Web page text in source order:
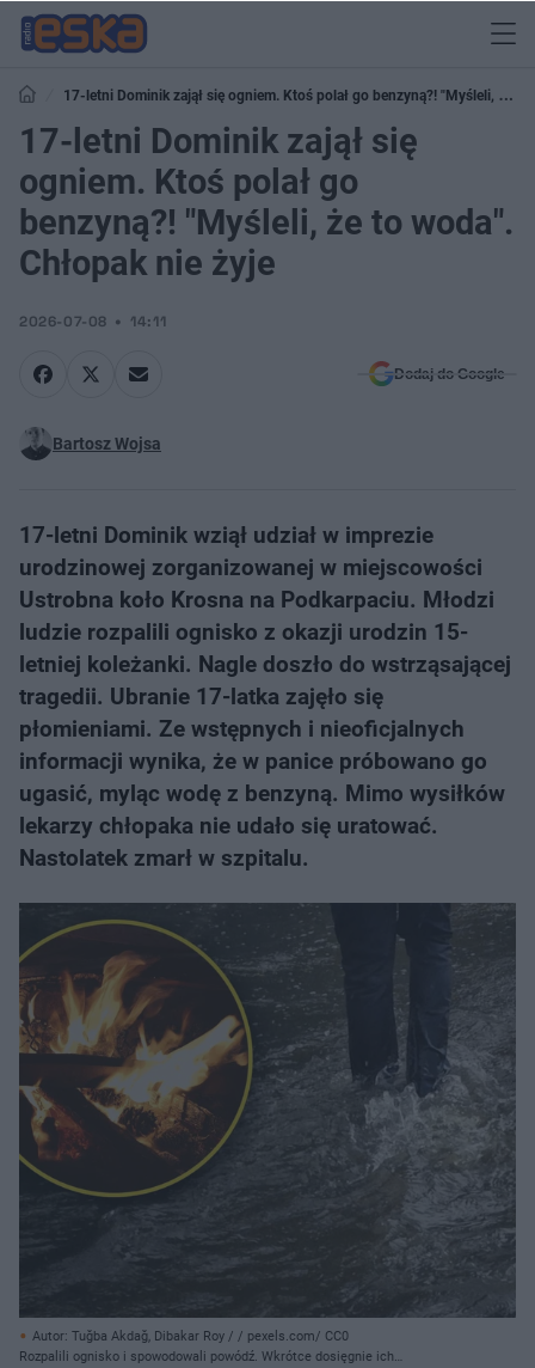
17-letni Dominik zajął się ogniem. Ktoś polał go benzyną?! "Myśleli, że to
woda". Chłopak nie żyje
17-letni Dominik zajął się
ogniem. Ktoś polał go
benzyną?! "Myśleli, że to woda".
Chłopak nie żyje
2026-07-08 14:11
Dodaj do Google
Bartosz Wojsa
17-letni Dominik wziął udział w imprezie
urodzinowej zorganizowanej w miejscowości
Ustrobna koło Krosna na Podkarpaciu. Młodzi
ludzie rozpalili ognisko z okazji urodzin 15-
letniej koleżanki. Nagle doszło do wstrząsającej
tragedii. Ubranie 17-latka zajęło się
płomieniami. Ze wstępnych i nieoficjalnych
informacji wynika, że w panice próbowano go
ugasić, myląc wodę z benzyną. Mimo wysiłków
lekarzy chłopaka nie udało się uratować.
Nastolatek zmarł w szpitalu.
Autor: Tuğba Akdağ, Dibakar Roy / / pexels.com/ CC0
Rozpalili ognisko i spowodowali powódź. Wkrótce dosięgnie ich